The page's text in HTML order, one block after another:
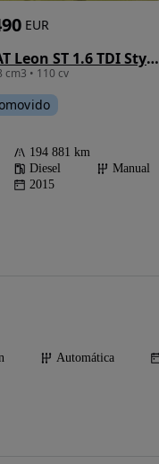
SEAT Leon ST 1.6 TDI Style S/S
cm3 • 110 cv
EUR
194 881 km
Diesel
Manual
2015
Automática